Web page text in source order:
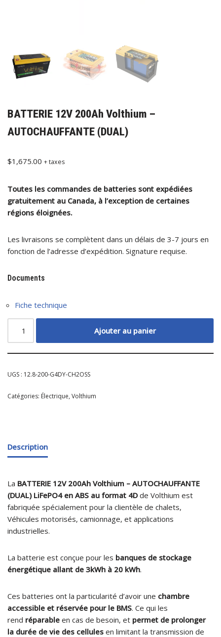
BATTERIE 12V 200Ah Volthium –
AUTOCHAUFFANTE (DUAL)
$1,675.00 + taxes
Toutes les commandes de batteries sont expédiées
gratuitement au Canada, à l’exception de certaines
régions éloignées.
Les livraisons se complètent dans un délais de 3-7 jours en
fonction de l’adresse d’expédition. Signature requise.
Documents
Fiche technique
Ajouter au panier
UGS : 12.8-200-G4DY-CH2OSS
Catégories: Électrique,Volthium
Description
La BATTERIE 12V 200Ah Volthium – AUTOCHAUFFANTE
(DUAL) LiFePO4 en ABS au format 4Dde Volthium est
fabriquée spécialement pour la clientèle de chalets,
Véhicules motorisés, camionnage, et applications
industrielles.
La batterie est conçue pour les banques de stockage
énergétique allant de 3kWh à 20 kWh.
Ces batteries ont la particularité d’avoir une chambre
accessible et réservée pour le BMS. Ce qui les
rend réparable en cas de besoin, et permet de prolonger
la durée de vie des cellules en limitant la transmission de